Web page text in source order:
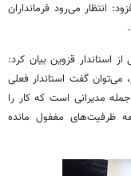
انتظار می‌رود فرمانداران
قزوین بیان کرد:
می‌توان گفت استاندار فعلی
جمله مدیرانی است که کار را
ظرفیت‌های مغفول مانده